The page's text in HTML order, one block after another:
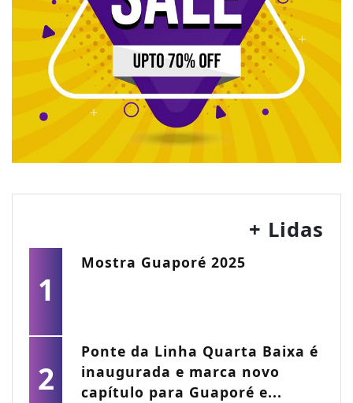
+ Lidas
1
Mostra Guaporé 2025
2
Ponte da Linha Quarta Baixa é
inaugurada e marca novo
capítulo para Guaporé e...